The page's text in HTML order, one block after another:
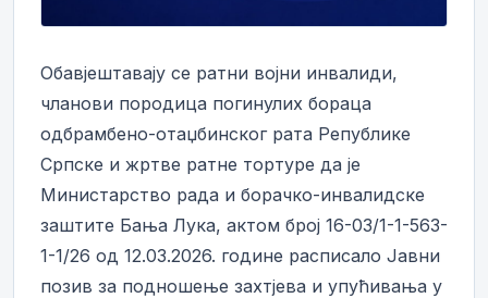
Обавјештавају се ратни војни инвалиди,
чланови породица погинулих бораца
одбрамбено-отаџбинског рата Републике
Српске и жртве ратне тортуре да је
Министарство рада и борачко-инвалидске
заштите Бања Лука, актом број 16-03/1-1-563-
1-1/26 од 12.03.2026. године расписало Јавни
позив за подношење захтјева и упућивања у